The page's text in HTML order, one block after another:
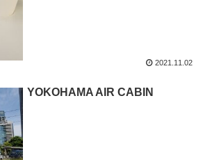
2021.11.02
YOKOHAMA AIR CABIN